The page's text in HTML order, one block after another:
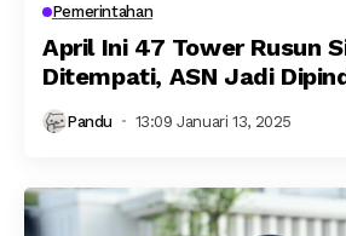
Pemerintahan
April Ini 47 Tower Rusun
Ditempati, ASN Jadi
Pandu 13:09 Januari 13, 2025